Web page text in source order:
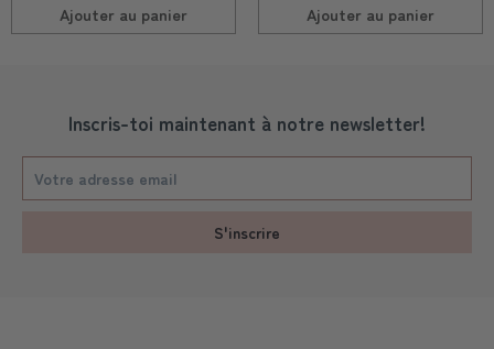
Ajouter au panier Ajouter au panier
Inscris-toi maintenant à notre newsletter!
S'inscrire